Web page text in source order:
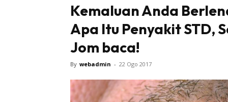
Kemaluan Anda
Apa Itu Penyakit STD,
Jom baca!
By webadmin - 22 Ogo 2017